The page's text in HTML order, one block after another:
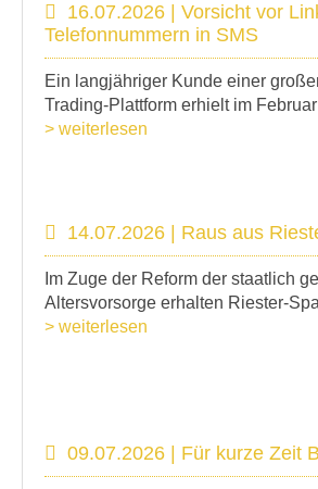
16.07.2026 | Vorsicht vor
Telefonnummern in SMS
Ein langjähriger Kunde einer
Trading-Plattform erhielt im
> weiterlesen
14.07.2026 | Raus aus
Im Zuge der Reform der staatlich
Altersvorsorge erhalten Riester-
> weiterlesen
09.07.2026 | Für kurze Zeit